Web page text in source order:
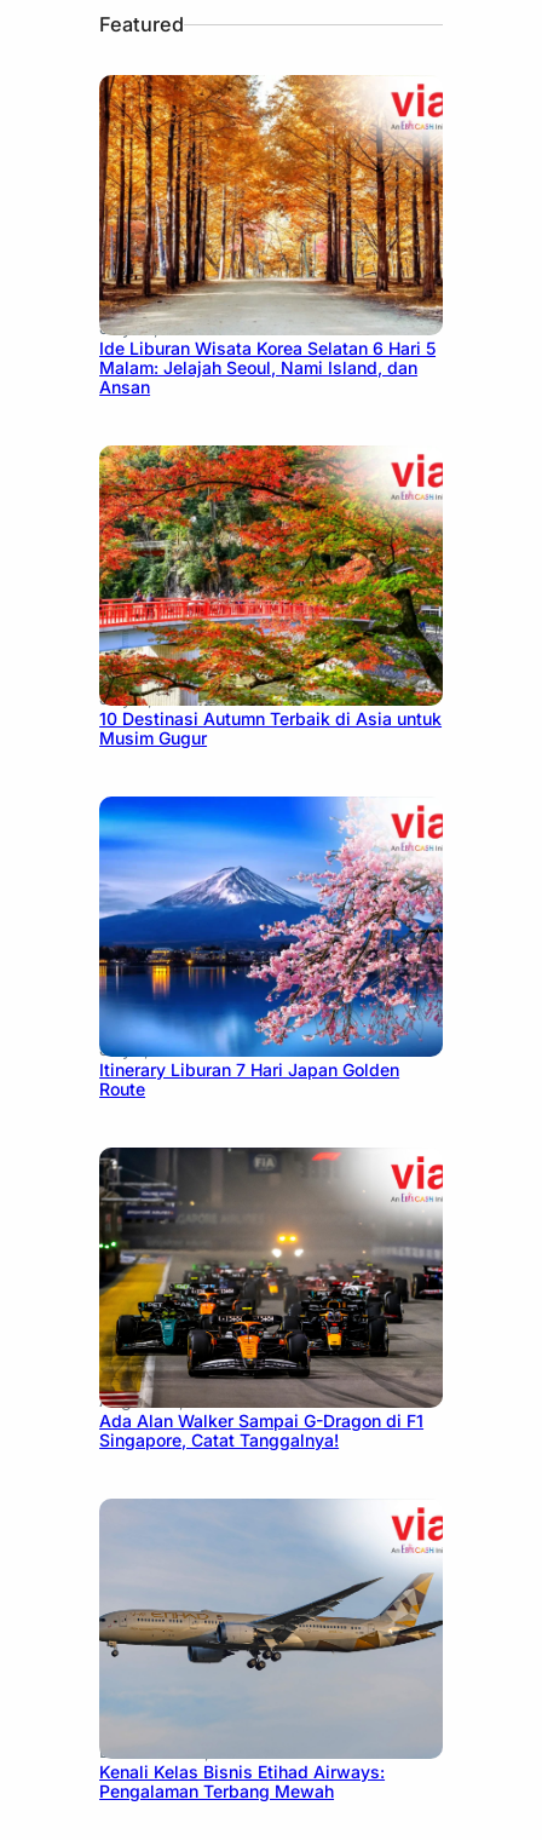
Featured
July 15, 2026
Ide Liburan Wisata Korea Selatan 6 Hari 5
Malam: Jelajah Seoul, Nami Island, dan
Ansan
July 9, 2026
10 Destinasi Autumn Terbaik di Asia untuk
Musim Gugur
July 7, 2026
Itinerary Liburan 7 Hari Japan Golden
Route
August 13, 2025
Ada Alan Walker Sampai G-Dragon di F1
Singapore, Catat Tanggalnya!
December 27, 2024
Kenali Kelas Bisnis Etihad Airways:
Pengalaman Terbang Mewah